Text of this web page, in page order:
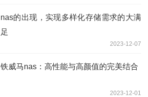
nas的出现，实现多样化存储需求的大满
足
2023-12-07
铁威马nas：高性能与高颜值的完美结合
2023-12-01